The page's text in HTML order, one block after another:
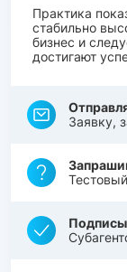
Практика
стабильно
бизнес и
достигают
Заявку,